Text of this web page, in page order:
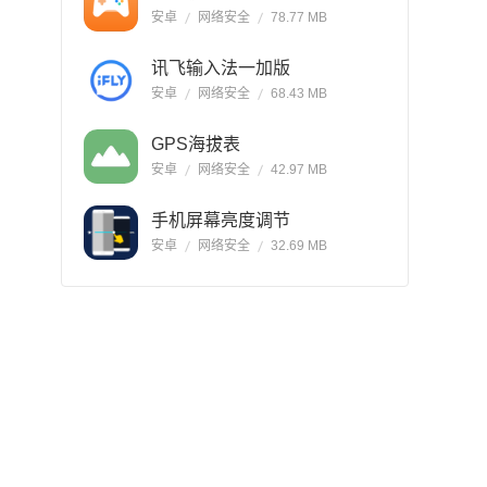
安卓 网络安全 78.77 MB
讯飞输入法一加版
安卓 网络安全 68.43 MB
GPS海拔表
安卓 网络安全 42.97 MB
手机屏幕亮度调节
安卓 网络安全 32.69 MB